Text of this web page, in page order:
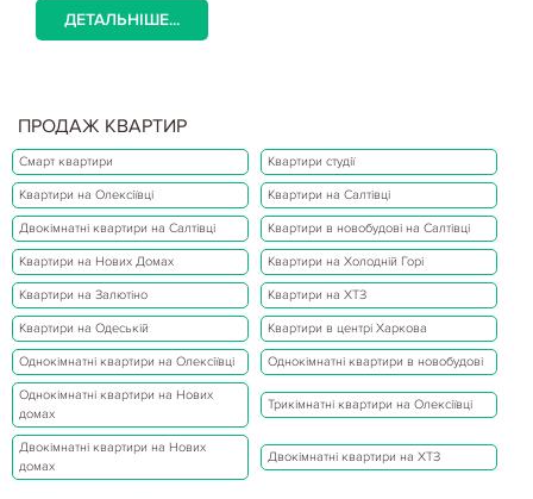
ДЕТАЛЬНІШЕ...
ПРОДАЖ КВАРТИР
Смарт квартири Квартири студії
Квартири на Олексіївці Квартири на Салтівці
Двокімнатні квартири на Салтівці Квартири в новобудові на Салтівці
Квартири на Нових Домах Квартири на Холодній Горі
Квартири на Залютіно Квартири на ХТЗ
Квартири на Одеській Квартири в центрі Харкова
Однокімнатні квартири на Олексіївці Однокімнатні квартири в новобудові
Однокімнатні квартири на Нових
домах
Трикімнатні квартири на Олексіївці
Двокімнатні квартири на Нових
домах
Двокімнатні квартири на ХТЗ